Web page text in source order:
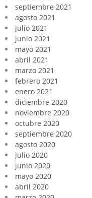
septiembre 2021
agosto 2021
julio 2021
junio 2021
mayo 2021
abril 2021
marzo 2021
febrero 2021
enero 2021
diciembre 2020
noviembre 2020
octubre 2020
septiembre 2020
agosto 2020
julio 2020
junio 2020
mayo 2020
abril 2020